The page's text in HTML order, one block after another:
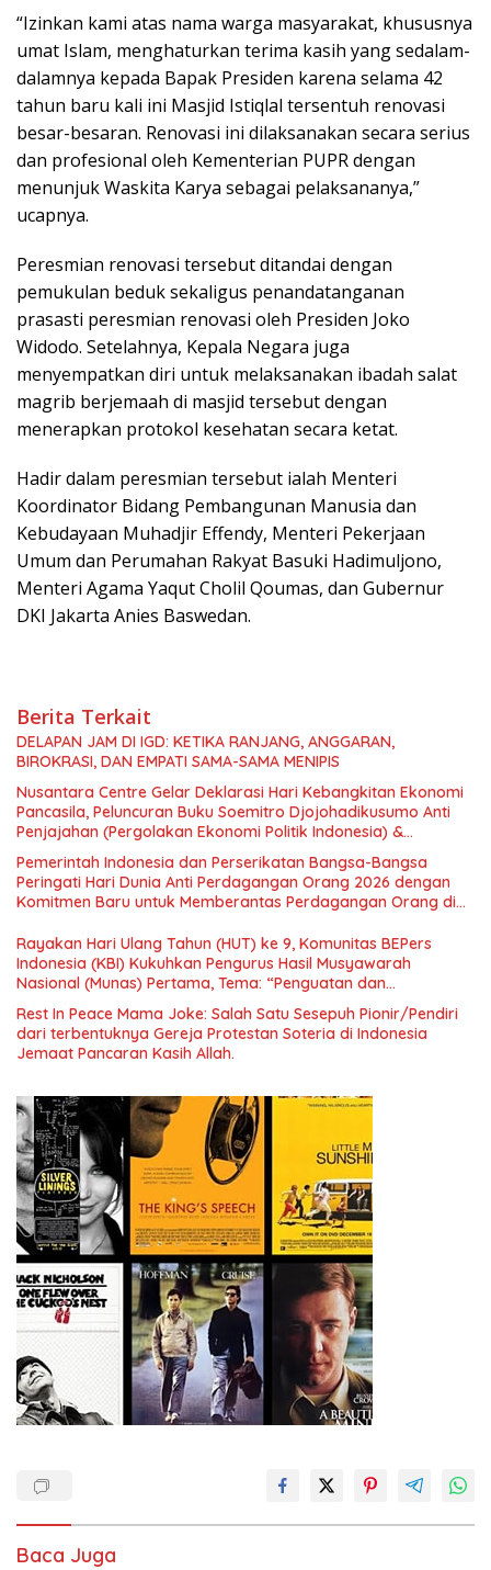
“Izinkan kami atas nama warga masyarakat, khususnya
umat Islam, menghaturkan terima kasih yang sedalam-
dalamnya kepada Bapak Presiden karena selama 42
tahun baru kali ini Masjid Istiqlal tersentuh renovasi
besar-besaran. Renovasi ini dilaksanakan secara serius
dan profesional oleh Kementerian PUPR dengan
menunjuk Waskita Karya sebagai pelaksananya,”
ucapnya.
Peresmian renovasi tersebut ditandai dengan
pemukulan beduk sekaligus penandatanganan
prasasti peresmian renovasi oleh Presiden Joko
Widodo. Setelahnya, Kepala Negara juga
menyempatkan diri untuk melaksanakan ibadah salat
magrib berjemaah di masjid tersebut dengan
menerapkan protokol kesehatan secara ketat.
Hadir dalam peresmian tersebut ialah Menteri
Koordinator Bidang Pembangunan Manusia dan
Kebudayaan Muhadjir Effendy, Menteri Pekerjaan
Umum dan Perumahan Rakyat Basuki Hadimuljono,
Menteri Agama Yaqut Cholil Qoumas, dan Gubernur
DKI Jakarta Anies Baswedan.
Berita Terkait
DELAPAN JAM DI IGD: KETIKA RANJANG, ANGGARAN,
BIROKRASI, DAN EMPATI SAMA-SAMA MENIPIS
Nusantara Centre Gelar Deklarasi Hari Kebangkitan Ekonomi
Pancasila, Peluncuran Buku Soemitro Djojohadikusumo Anti
Penjajahan (Pergolakan Ekonomi Politik Indonesia) &
Simposium Nasional “Urgensi Undang-Undang Perekonomian
Nasional dan Kesejahteraan Sosial dalam Menata Bangsa
Menuju Indonesia Emas 2045”,
Pemerintah Indonesia dan Perserikatan Bangsa-Bangsa
Peringati Hari Dunia Anti Perdagangan Orang 2026 dengan
Komitmen Baru untuk Memberantas Perdagangan Orang di
Rayakan Hari Ulang Tahun (HUT) ke 9, Komunitas BEPers
Indonesia (KBI) Kukuhkan Pengurus Hasil Musyawarah
Nasional (Munas) Pertama, Tema: “Penguatan dan
Pengembangan Organisasi KBI yang Berbasis Riset di seluruh
Indonesia dan Mancanegara”.
Rest In Peace Mama Joke: Salah Satu Sesepuh Pionir/Pendiri
dari terbentuknya Gereja Protestan Soteria di Indonesia
Jemaat Pancaran Kasih Allah.
Baca Juga